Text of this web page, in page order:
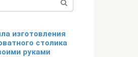
изготовления
столика
руками